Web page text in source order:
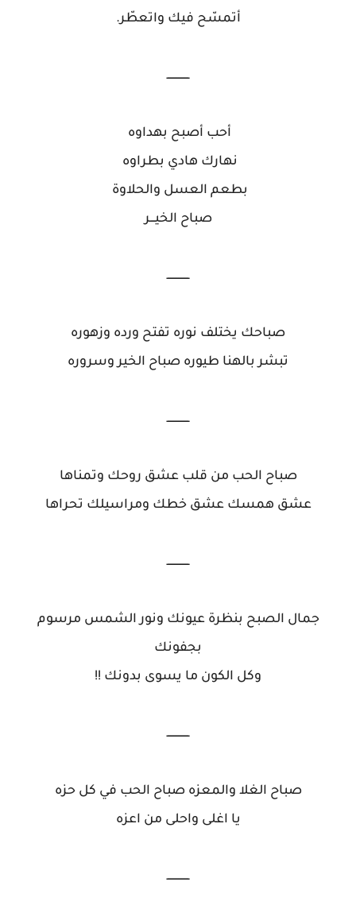
أتمسّح فيك واتعطّر.
ــــــــــــــ
أحب أصبح بهداوه
نهارك هادي بطراوه
بطعم العسل والحلاوة
صباح الخيـــر
ــــــــــــــ
صباحك يختلف نوره تفتح ورده وزهوره
تبشر بالهنا طيوره صباح الخير وسروره
ــــــــــــــ
صباح الحب من قلب عشق روحك وتمناها
عشق همسك عشق خطك ومراسيلك تحراها
ــــــــــــــ
جمال الصبح بنظرة عيونك ونور الشمس مرسوم
بجفونك
وكل الكون ما يسوى بدونك !!
ــــــــــــــ
صباح الغلا والمعزه صباح الحب في كل حزه
يا اغلى واحلى من اعزه
ــــــــــــــ